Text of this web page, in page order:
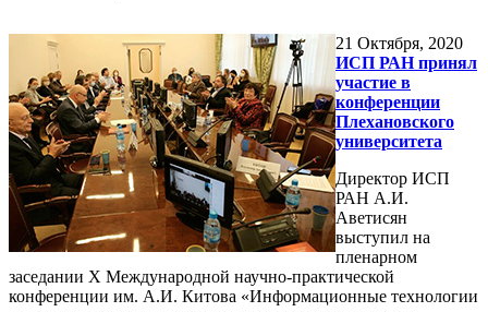
21 Октября, 2020
ИСП РАН принял
участие в
конференции
Плехановского
университета
Директор ИСП
РАН А.И.
Аветисян
выступил на
пленарном
заседании Х Международной научно-практической
конференции им. А.И. Китова «Информационные технологии